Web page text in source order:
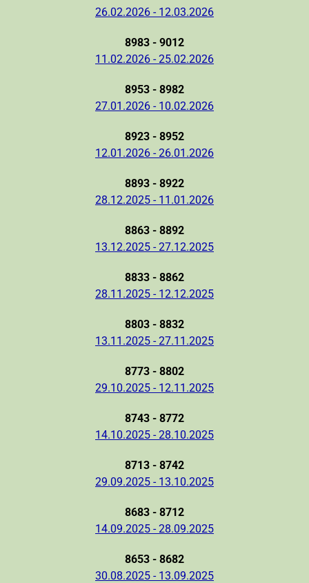
26.02.2026 - 12.03.2026
8983 - 9012
11.02.2026 - 25.02.2026
8953 - 8982
27.01.2026 - 10.02.2026
8923 - 8952
12.01.2026 - 26.01.2026
8893 - 8922
28.12.2025 - 11.01.2026
8863 - 8892
13.12.2025 - 27.12.2025
8833 - 8862
28.11.2025 - 12.12.2025
8803 - 8832
13.11.2025 - 27.11.2025
8773 - 8802
29.10.2025 - 12.11.2025
8743 - 8772
14.10.2025 - 28.10.2025
8713 - 8742
29.09.2025 - 13.10.2025
8683 - 8712
14.09.2025 - 28.09.2025
8653 - 8682
30.08.2025 - 13.09.2025